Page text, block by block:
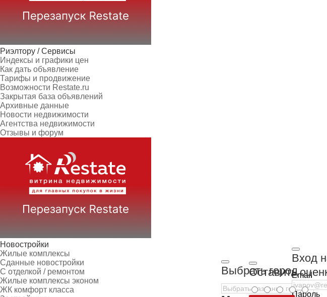
Риэлтору / Сервисы
Индексы и графики цен
Как дать объявление
Тарифы и продвижение
Возможности Restate.ru
Закрытая база объявлений
Архивные данные
Новости недвижимости
Агентства недвижимости
Отзывы и форум
Новостройки
Жилые комплексы
Сданные новостройки
С отделкой / ремонтом
Жилые комплексы эконом
ЖК комфорт класса
Выбрать город
Вход
Email
Пароль
Оставить